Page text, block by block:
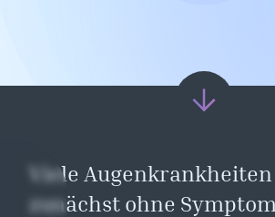
Viele
zunächst ohne